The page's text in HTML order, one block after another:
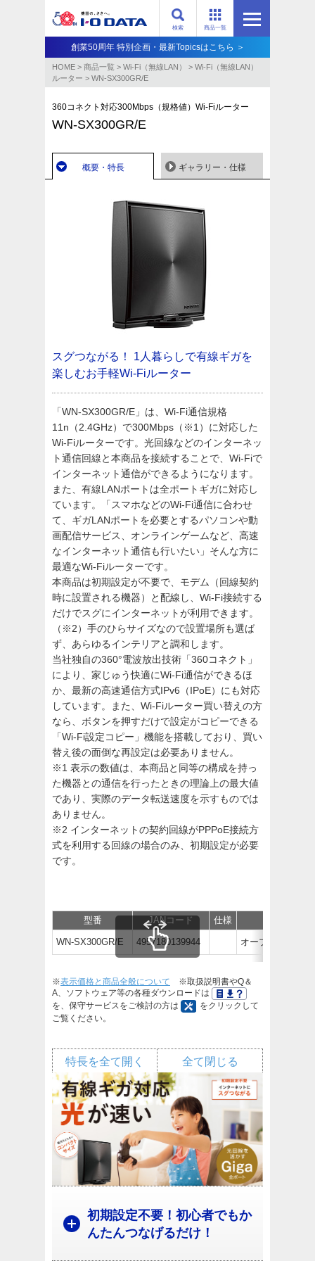
商品一覧
検索
創業50周年 特別企画・最新Topicsはこちら ＞
HOME > 商品一覧 > Wi-Fi（無線LAN） > Wi-Fi（無線LAN）
ルーター > WN-SX300GR/E
360コネクト対応300Mbps（規格値）Wi-Fiルーター
WN-SX300GR/E
概要・特長 ギャラリー・仕様
スグつながる！
1人暮らしで有線ギガを
楽しむお手軽Wi-Fiルーター
「WN-SX300GR/E」は、Wi-Fi通信規格
11n（2.4GHz）で300Mbps（※1）に対応した
Wi-Fiルーターです。光回線などのインターネッ
ト通信回線と本商品を接続することで、Wi-Fiで
インターネット通信ができるようになります。
また、有線LANポートは全ポートギガに対応し
ています。「スマホなどのWi-Fi通信に合わせ
て、ギガLANポートを必要とするパソコンや動
画配信サービス、オンラインゲームなど、高速
なインターネット通信も行いたい」そんな方に
最適なWi-Fiルーターです。
本商品は初期設定が不要で、モデム（回線契約
時に設置される機器）と配線し、Wi-Fi接続する
だけでスグにインターネットが利用できます。
（※2）手のひらサイズなので設置場所も選ば
ず、あらゆるインテリアと調和します。
当社独自の360°電波放出技術「360コネクト」
により、家じゅう快適にWi-Fi通信ができるほ
か、最新の高速通信方式IPv6（IPoE）にも対応
しています。また、Wi-Fiルーター買い替えの方
なら、ボタンを押すだけで設定がコピーできる
「Wi-Fi設定コピー」機能を搭載しており、買い
替え後の面倒な再設定は必要ありません。
※1 表示の数値は、本商品と同等の構成を持っ
た機器との通信を行ったときの理論上の最大値
であり、実際のデータ転送速度を示すものでは
ありません。
※2 インターネットの契約回線がPPPoE接続方
式を利用する回線の場合のみ、初期設定が必要
です。
型番 JANコード 仕様
WN-SX300GR/E 4957180139944 オープン価格
※表示価格と商品全般について ※取扱説明書やQ＆
A、ソフトウェア等の各種ダウンロードは
を、保守サービスをご検討の方は
をクリックして
ご覧ください。
全て閉じる
特長を全て開く
初期設定不要！初心者でもか
んたんつなげるだけ！